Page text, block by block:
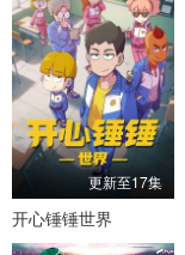
更新至17集
开心锤锤世界